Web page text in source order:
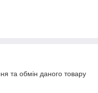
та обмін даного товару